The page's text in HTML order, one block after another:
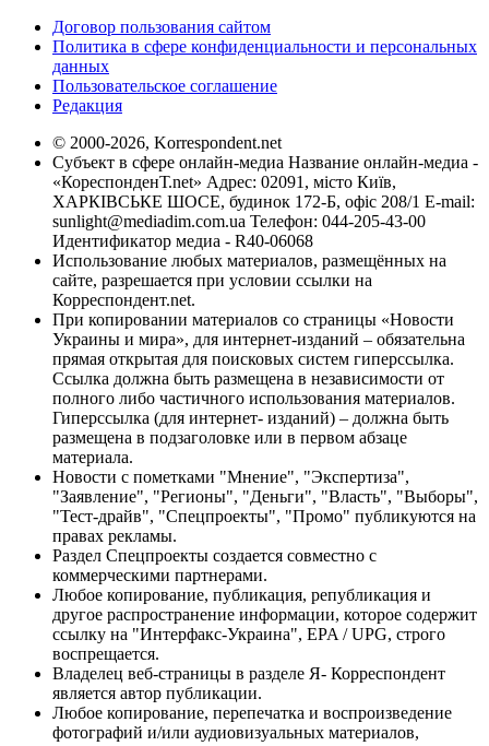
Договор пользования сайтом
Политика в сфере конфиденциальности и персональных
данных
Пользовательское соглашение
Редакция
© 2000-2026, Korrespondent.net
Субъект в сфере онлайн-медиа Название онлайн-медиа -
«КореспонденТ.net» Адрес: 02091, місто Київ,
ХАРКІВСЬКЕ ШОСЕ, будинок 172-Б, офіс 208/1 E-mail:
sunlight@mediadim.com.ua Телефон: 044-205-43-00
Идентификатор медиа - R40-06068
Использование любых материалов, размещённых на
сайте, разрешается при условии ссылки на
Корреспондент.net.
При копировании материалов со страницы «Новости
Украины и мира», для интернет-изданий – обязательна
прямая открытая для поисковых систем гиперссылка.
Ссылка должна быть размещена в независимости от
полного либо частичного использования материалов.
Гиперссылка (для интернет- изданий) – должна быть
размещена в подзаголовке или в первом абзаце
материала.
Новости с пометками "Мнение", "Экспертиза",
"Заявление", "Регионы", "Деньги", "Власть", "Выборы",
"Тест-драйв", "Спецпроекты", "Промо" публикуются на
правах рекламы.
Раздел Спецпроекты создается совместно с
коммерческими партнерами.
Любое копирование, публикация, републикация и
другое распространение информации, которое содержит
ссылку на "Интерфакс-Украина", EPA / UPG, строго
воспрещается.
Владелец веб-страницы в разделе Я- Корреспондент
является автор публикации.
Любое копирование, перепечатка и воспроизведение
фотографий и/или аудиовизуальных материалов,